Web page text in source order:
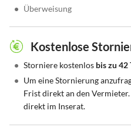
• Überweisung
Kostenlose
• Storniere kostenlos bis zu 42
• Um eine Stornierung
Frist direkt an den
direkt im Inserat.